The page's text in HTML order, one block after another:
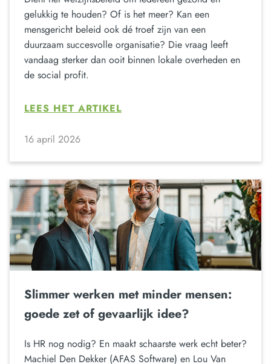
gelukkig te houden? Of is het meer? Kan een
mensgericht beleid ook dé troef zijn van een
duurzaam succesvolle organisatie? Die vraag leeft
vandaag sterker dan ooit binnen lokale overheden en
de social profit.
LEES HET ARTIKEL
16 april 2026
Slimmer werken met minder mensen:
goede zet of gevaarlijk idee?
Is HR nog nodig? En maakt schaarste werk echt beter?
Machiel Den Dekker (AFAS Software) en Lou Van